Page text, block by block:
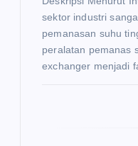
sektor industri
pemanasan suhu
peralatan pemanas
exchanger menjadi